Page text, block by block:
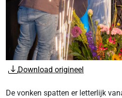
Download origineel
De vonken spatten er letterlijk